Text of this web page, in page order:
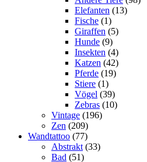
Elefanten (13)
Fische (1)
Giraffen (5)
Hunde (9)
Insekten (4)
Katzen (42)
Pferde (19)
Stiere (1)
Vögel (39)
Zebras (10)
Vintage (196)
Zen (209)
Wandtattoo (77)
Abstrakt (33)
Bad (51)